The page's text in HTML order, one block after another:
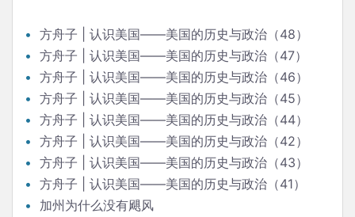
方舟子 | 认识美国——美国的历史与政治（48）
方舟子 | 认识美国——美国的历史与政治（47）
方舟子 | 认识美国——美国的历史与政治（46）
方舟子 | 认识美国——美国的历史与政治（45）
方舟子 | 认识美国——美国的历史与政治（44）
方舟子 | 认识美国——美国的历史与政治（42）
方舟子 | 认识美国——美国的历史与政治（43）
方舟子 | 认识美国——美国的历史与政治（41）
加州为什么没有飓风